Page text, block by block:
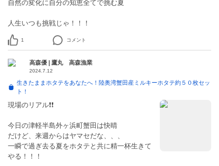
自然の変化に自分の知恵全てで挑む夏
人生いつも挑戦じゃ！！！
1 コメント
高森優 | 鷹丸 高森漁業
2024.7.12
生きたままホタテをあなたへ！陸奥湾蟹田産ミルキーホタテ約５０枚セッ
ト！
現場のリアル❗❗
今日の津軽半島外ヶ浜町蟹田は快晴
だけど、来週からはヤマセだな、、、
一瞬で過ぎ去る夏をホタテと共に精一杯生きて
やる！！！